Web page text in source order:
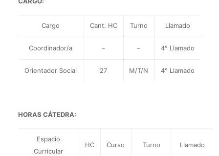
Cargo Cant. HC Turno Llamado
Coordinador/a – – 4° Llamado
Orientador Social 27 M/T/N 4° Llamado
HORAS CÁTEDRA:
Espacio
Curricular
HC Curso Turno Llamado